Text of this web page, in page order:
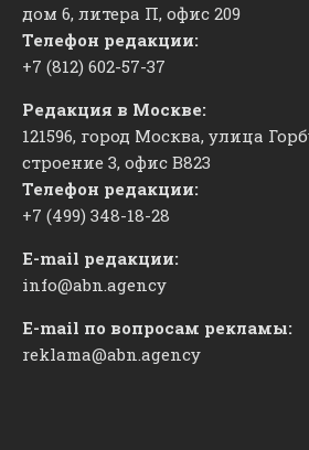
дом 6, литера П, офис 209
Телефон редакции:
+7 (812) 602-57-37
Редакция в Москве:
121596, город Москва, улица
строение 3, офис ​В823
Телефон редакции:
+7 (499) 348-18-28
E-mail редакции:
info@abn.agency
E-mail по вопросам рекламы:
reklama@abn.agency